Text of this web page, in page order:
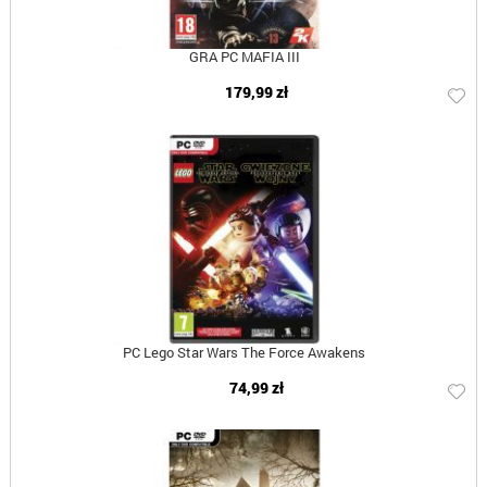
GRA PC MAFIA III
179,99 zł
PC Lego Star Wars The Force Awakens
74,99 zł